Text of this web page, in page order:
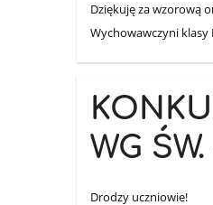
Dziękuję za wzorową
Wychowawczyni
WG
Drodzy uczniowie!